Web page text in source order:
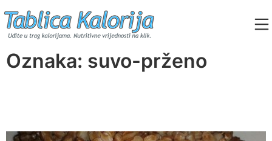
to
content
Tablica Kalorija
Oznaka: suvo-prženo